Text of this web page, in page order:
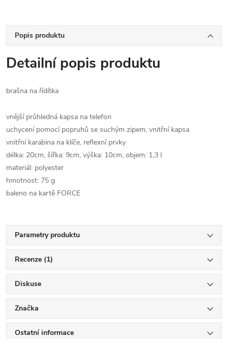
Popis produktu
Detailní popis produktu
brašna na řídítka
vnější průhledná kapsa na telefon
uchycení pomocí popruhů se suchým zipem, vnitřní kapsa
vnitřní karabina na klíče, reflexní prvky
délka: 20cm, šířka: 9cm, výška: 10cm, objem: 1,3 l
materiál: polyester
hmotnost: 75 g
baleno na kartě FORCE
Parametry produktu
Recenze (1)
Diskuse
Značka
Ostatní informace